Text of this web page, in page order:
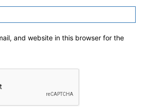
and website in this browser for the